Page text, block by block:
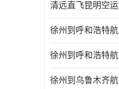
清远直飞昆明空运